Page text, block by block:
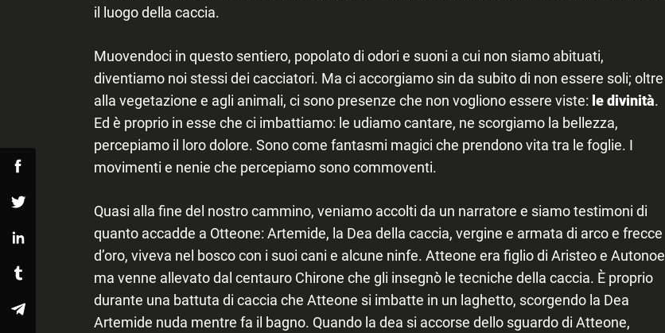
il luogo della caccia.
Muovendoci in questo sentiero, popolato di odori e suoni a cui non siamo abituati,
diventiamo noi stessi dei cacciatori. Ma ci accorgiamo sin da subito di non essere soli; oltre
alla vegetazione e agli animali, ci sono presenze che non vogliono essere viste: le divinità.
Ed è proprio in esse che ci imbattiamo: le udiamo cantare, ne scorgiamo la bellezza,
percepiamo il loro dolore. Sono come fantasmi magici che prendono vita tra le foglie. I
movimenti e nenie che percepiamo sono commoventi.
Quasi alla fine del nostro cammino, veniamo accolti da un narratore e siamo testimoni di
quanto accadde a Otteone: Artemide, la Dea della caccia, vergine e armata di arco e frecce
d’oro, viveva nel bosco con i suoi cani e alcune ninfe. Atteone era figlio di Aristeo e Autonoe
ma venne allevato dal centauro Chirone che gli insegnò le tecniche della caccia. È proprio
durante una battuta di caccia che Atteone si imbatte in un laghetto, scorgendo la Dea
Artemide nuda mentre fa il bagno. Quando la dea si accorse dello sguardo di Atteone,
Facebook
Twitter
Linkedin
Tumblr
Telegram